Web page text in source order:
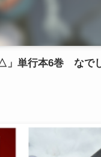
△」単行本6巻 なで